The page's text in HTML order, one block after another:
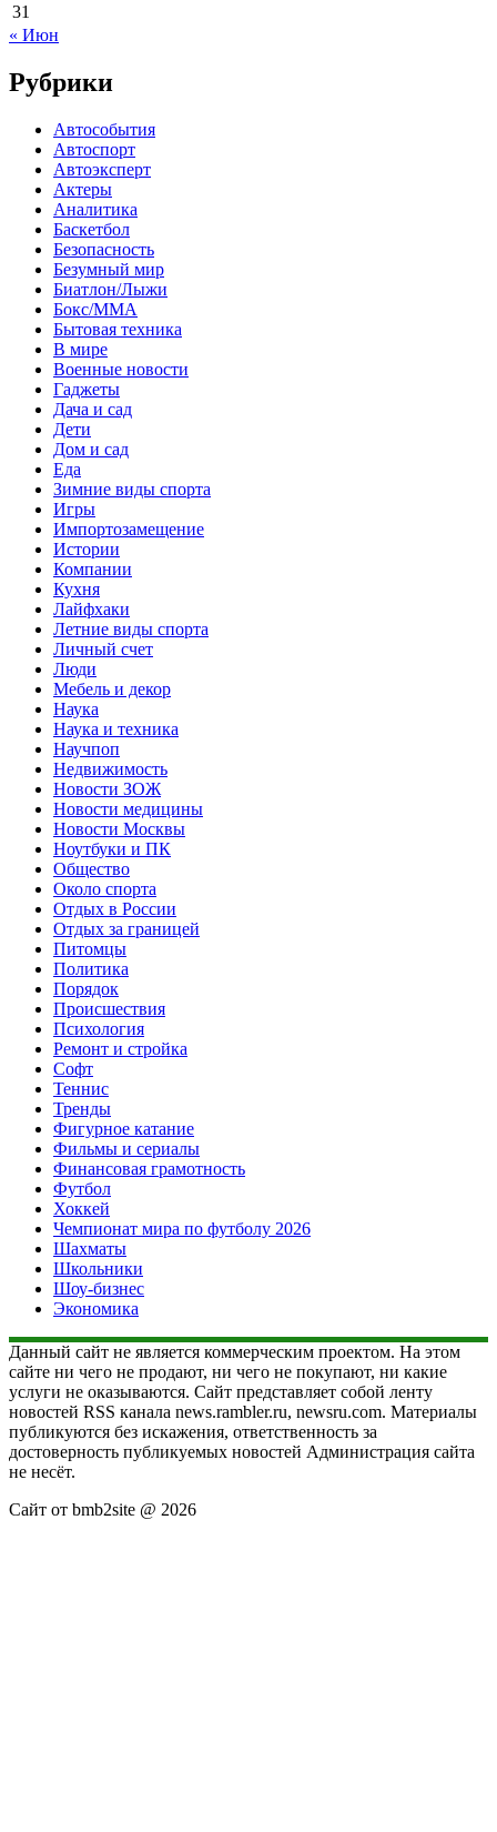
31
« Июн
Рубрики
Автособытия
Автоспорт
Автоэксперт
Актеры
Аналитика
Баскетбол
Безопасность
Безумный мир
Биатлон/Лыжи
Бокс/MMA
Бытовая техника
В мире
Военные новости
Гаджеты
Дача и сад
Дети
Дом и сад
Еда
Зимние виды спорта
Игры
Импортозамещение
Истории
Компании
Кухня
Лайфхаки
Летние виды спорта
Личный счет
Люди
Мебель и декор
Наука
Наука и техника
Научпоп
Недвижимость
Новости ЗОЖ
Новости медицины
Новости Москвы
Ноутбуки и ПК
Общество
Около спорта
Отдых в России
Отдых за границей
Питомцы
Политика
Порядок
Происшествия
Психология
Ремонт и стройка
Софт
Теннис
Тренды
Фигурное катание
Фильмы и сериалы
Финансовая грамотность
Футбол
Хоккей
Чемпионат мира по футболу 2026
Шахматы
Школьники
Шоу-бизнес
Экономика
Данный сайт не является коммерческим проектом. На этом
сайте ни чего не продают, ни чего не покупают, ни какие
услуги не оказываются. Сайт представляет собой ленту
новостей RSS канала news.rambler.ru, newsru.com. Материалы
публикуются без искажения, ответственность за
достоверность публикуемых новостей Администрация сайта
не несёт.
Сайт от bmb2site @ 2026